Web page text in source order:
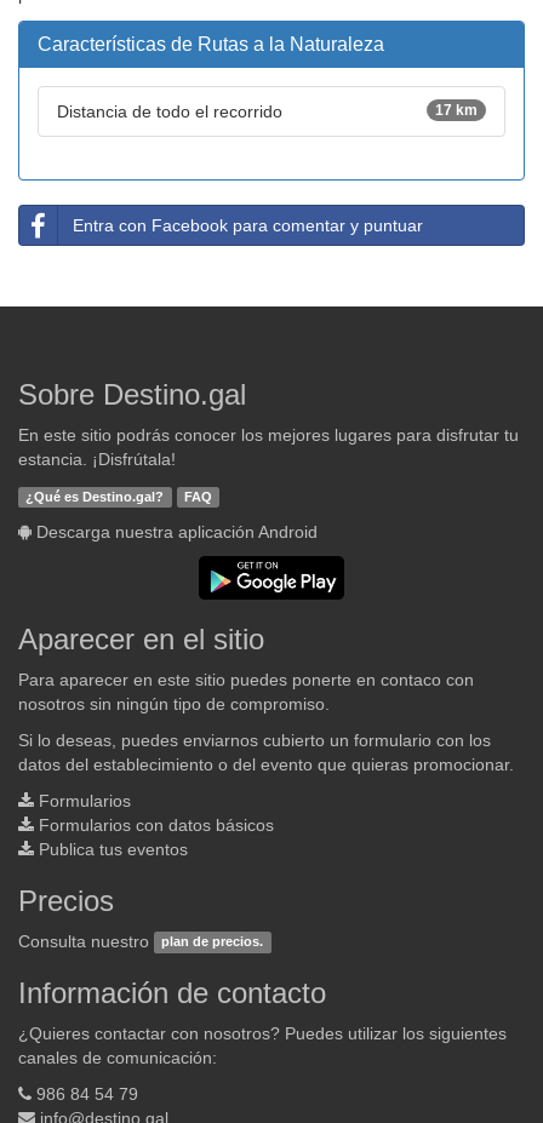
Características de Rutas a la Naturaleza
Distancia de todo el recorrido 17 km
Entra con Facebook para comentar y puntuar
Sobre Destino.gal
En este sitio podrás conocer los mejores lugares para disfrutar tu
estancia. ¡Disfrútala!
¿Qué es Destino.gal? FAQ
Descarga nuestra aplicación Android
Aparecer en el sitio
Para aparecer en este sitio puedes ponerte en contaco con
nosotros sin ningún tipo de compromiso.
Si lo deseas, puedes enviarnos cubierto un formulario con los
datos del establecimiento o del evento que quieras promocionar.
Formularios
Formularios con datos básicos
Publica tus eventos
Precios
Consulta nuestro plan de precios.
Información de contacto
¿Quieres contactar con nosotros? Puedes utilizar los siguientes
canales de comunicación:
986 84 54 79
info@destino.gal